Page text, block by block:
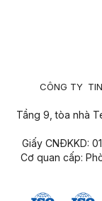
CÔNG TY
Tầng 9, tòa nhà
Giấy CNĐKKD:
Cơ quan cấp: